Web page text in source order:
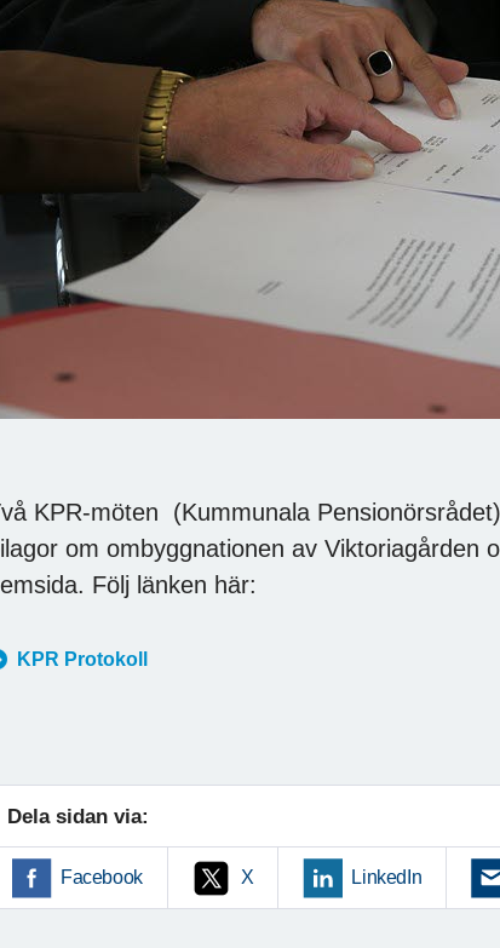
KPR-möten (Kummunala
om ombyggnationen av Viktoriagården
Följ länken här:
KPR Protokoll
Dela sidan via:
Facebook X LinkedIn